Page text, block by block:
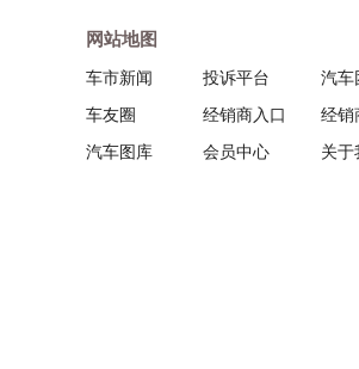
网站地图
车市新闻 投诉平台 汽车
车友圈
经销商入口 经销
汽车图库
会员中心 关于